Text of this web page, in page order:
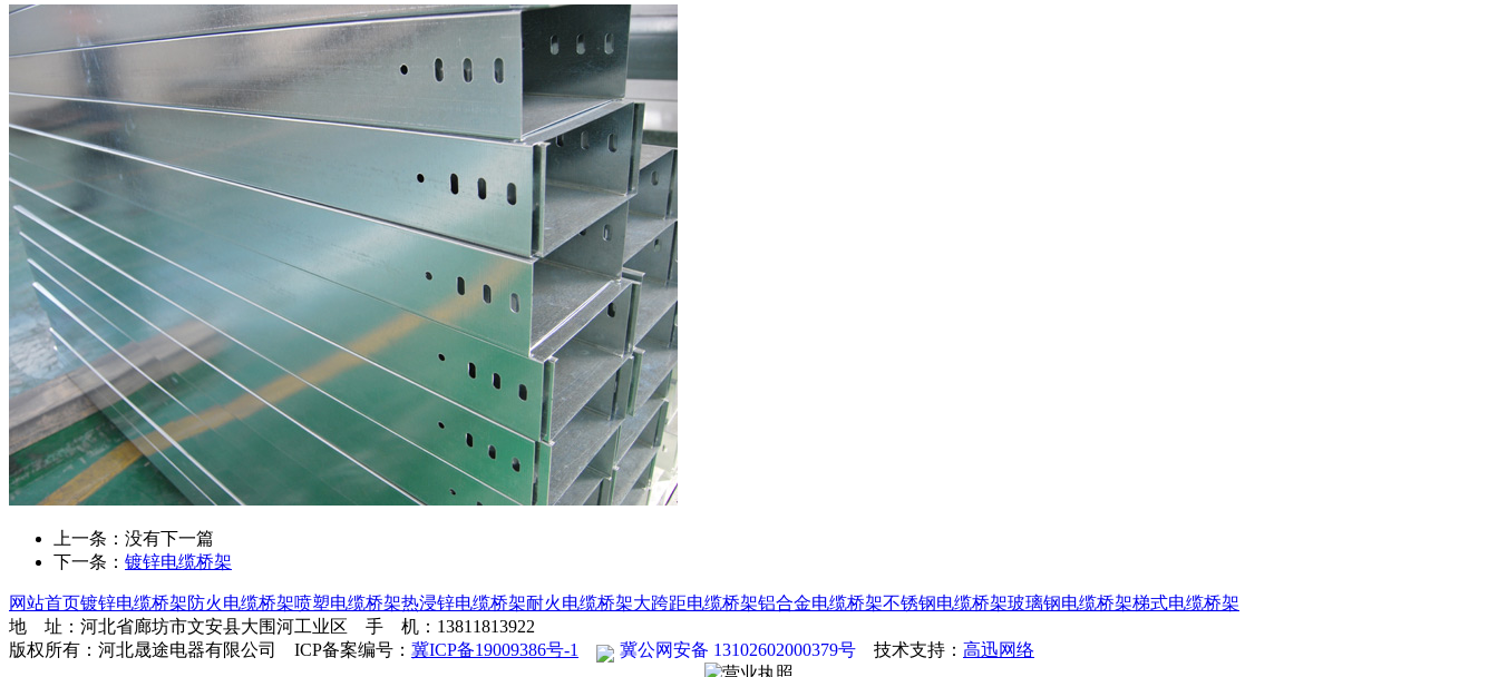
上一条： 没有下一篇
下一条： 镀锌电缆桥架
网站首页镀锌电缆桥架防火电缆桥架喷塑电缆桥架热浸锌电缆桥架耐火电缆桥架大跨距电缆桥架铝合金电缆桥架不锈钢电缆桥架玻璃钢电缆桥架梯式电缆桥架
地 址：河北省廊坊市文安县大围河工业区 手 机：13811813922
版权所有：河北晟途电器有限公司 ICP备案编号： 冀ICP备19009386号-1 冀公网安备 13102602000379号 技术支持： 高迅网络